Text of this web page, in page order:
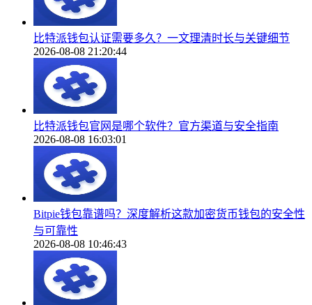
比特派钱包认证需要多久？一文理清时长与关键细节
2026-08-08 21:20:44
比特派钱包官网是哪个软件？官方渠道与安全指南
2026-08-08 16:03:01
Bitpie钱包靠谱吗？深度解析这款加密货币钱包的安全性
与可靠性
2026-08-08 10:46:43